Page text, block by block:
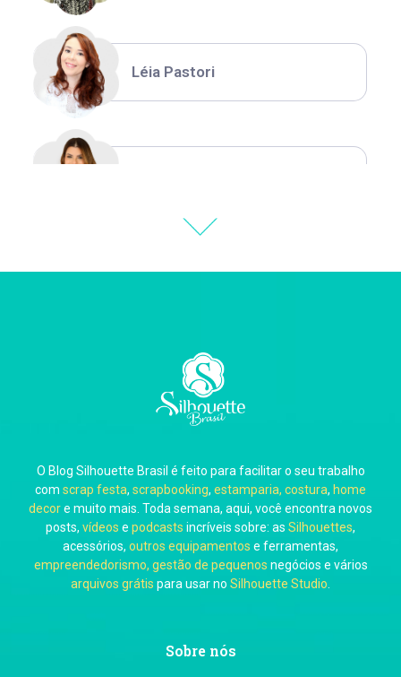
Léia Pastori
Carla Eschberger
Carol Pessoa
Ju Mirthes
O Blog Silhouette Brasil é feito para facilitar o seu trabalho
com scrap festa, scrapbooking, estamparia, costura, home
decore muito mais. Toda semana, aqui, você encontra novos
posts, vídeos e podcasts incríveis sobre: as Silhouettes,
acessórios, outros equipamentos e ferramentas,
empreendedorismo, gestão de pequenos negócios e vários
arquivos grátis para usar no Silhouette Studio
Sobre nós